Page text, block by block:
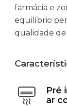
farmácia e
equilíbrio
qualidade de
Pré
ar